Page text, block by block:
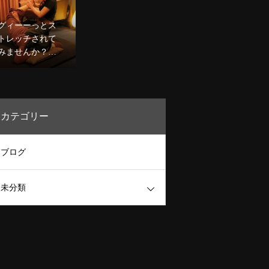
〜デコルテケア
のコースも人
★
ィーーっとス
レッチされて
ませんか？二
でするヨガ。
カテゴリー
ブログ
未分類